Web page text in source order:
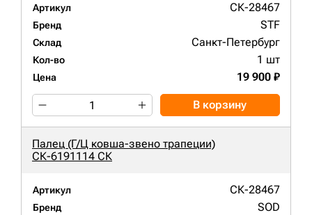
Артикул СК-28467
Бренд STF
Склад Санкт-Петербург
Кол-во 1 шт
Цена 19 900 ₽
В корзину
Палец (Г/Ц ковша-звено трапеции)
СК-6191114 СК
Артикул СК-28467
Бренд SOD